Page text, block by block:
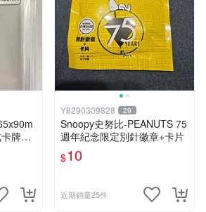
牌遊
of
Y8290309828 29
Snoopy史努比-PEANUTS 75
週年紀念限定別針徽章+卡片
$10
近期銷量25件